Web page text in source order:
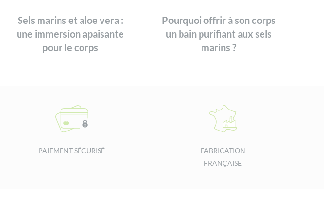
Sels marins et aloe vera :
une immersion apaisante
pour le corps
Pourquoi offrir à son corps
un bain purifiant aux sels
marins ?
PAIEMENT SÉCURISÉ
FABRICATION
FRANÇAISE